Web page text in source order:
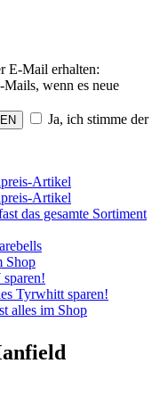
E-Mail erhalten:
wenn es neue
Ja, ich stimme der